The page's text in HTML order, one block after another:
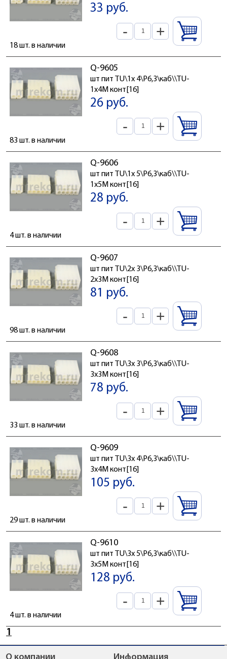
33 руб.
- +
18 шт. в наличии
Q-9605
шт пит TU\1x 4\P6,3\каб\\TU-
1x4M конт[16]
26 руб.
- +
83 шт. в наличии
Q-9606
шт пит TU\1x 5\P6,3\каб\\TU-
1x5M конт[16]
28 руб.
- +
4 шт. в наличии
Q-9607
шт пит TU\2x 3\P6,3\каб\\TU-
2x3M конт[16]
81 руб.
- +
98 шт. в наличии
Q-9608
шт пит TU\3x 3\P6,3\каб\\TU-
3x3M конт[16]
78 руб.
- +
33 шт. в наличии
Q-9609
шт пит TU\3x 4\P6,3\каб\\TU-
3x4M конт[16]
105 руб.
- +
29 шт. в наличии
Q-9610
шт пит TU\3x 5\P6,3\каб\\TU-
3x5M конт[16]
128 руб.
- +
4 шт. в наличии
1